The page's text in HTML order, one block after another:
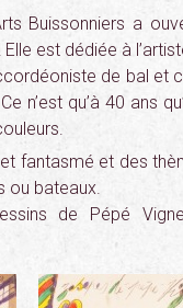
Buissonniers a
est dédiée à
de bal et
n’est qu’à 40 ans
fantasmé et des
ou bateaux.
de Pépé